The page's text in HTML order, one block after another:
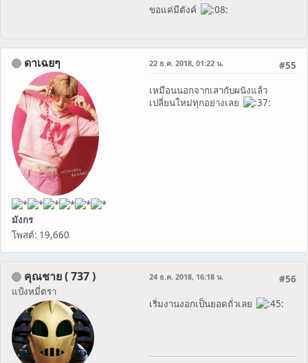
ขอแค่มีตังค์
ดาเฉยๆ
มังกร
โพสต์: 19,660
#55
22 ธ.ค. 2018, 01:22 น.
เหมือนนอกจากเสากับผนังแล้ว
เปลี่ยนใหม่ทุกอย่างเลย
คุณชาย ( 737 )
แป้งหมี่ตรา
#56
24 ธ.ค. 2018, 16:18 น.
เริ่มงานงอกเป็นยอดถั่วเลย